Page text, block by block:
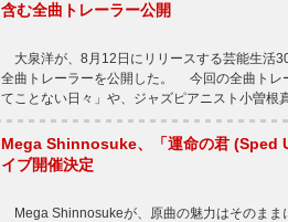
含む全曲トレーラー公開
大泉洋が、8月12日にリリースする芸能生活
全曲トレーラーを公開した。 今回の全曲トレ
てことない日々」や、ジャズピアニスト小曽
Mega Shinnosuke、「運命の君 (Sped
イブ開催決定
Mega Shinnosukeが、原曲の魅力はそのまま